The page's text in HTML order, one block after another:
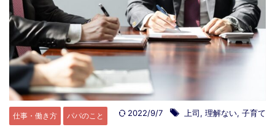
仕事・働き方 パパのこと 2022/9/7 上司, 理解ない, 子育て